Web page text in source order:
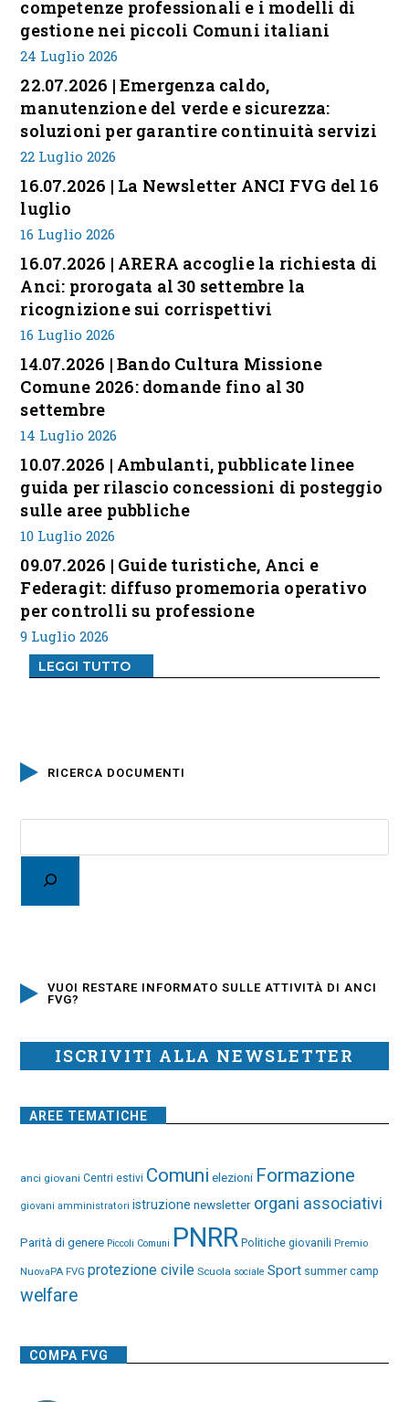
competenze professionali e i modelli di
gestione nei piccoli Comuni italiani
24 Luglio 2026
22.07.2026 | Emergenza caldo,
manutenzione del verde e sicurezza:
soluzioni per garantire continuità servizi
22 Luglio 2026
16.07.2026 | La Newsletter ANCI FVG del 16
luglio
16 Luglio 2026
16.07.2026 | ARERA accoglie la richiesta di
Anci: prorogata al 30 settembre la
ricognizione sui corrispettivi
16 Luglio 2026
14.07.2026 | Bando Cultura Missione
Comune 2026: domande fino al 30
settembre
14 Luglio 2026
10.07.2026 | Ambulanti, pubblicate linee
guida per rilascio concessioni di posteggio
sulle aree pubbliche
10 Luglio 2026
09.07.2026 | Guide turistiche, Anci e
Federagit: diffuso promemoria operativo
per controlli su professione
9 Luglio 2026
LEGGI TUTTO
RICERCA DOCUMENTI
VUOI RESTARE INFORMATO SULLE ATTIVITÀ DI ANCI
FVG?
ISCRIVITI ALLA NEWSLETTER
AREE TEMATICHE
anci giovani Centri estivi Comuni elezioni Formazione
giovani amministratori istruzione newsletter organi associativi
Parità di genere Piccoli Comuni PNRR Politiche giovanili Premio
NuovaPA FVG protezione civile Scuola sociale Sport summer camp
welfare
COMPA FVG